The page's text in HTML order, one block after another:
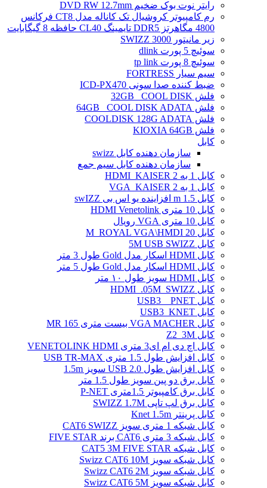
رایتر نوت بوک ضخیم DVD RW 12.7mm
رم کامپیوتر کروشیال تک کاناله مدل CT8 فرکانس
4800 مگاهرتز DDR5 تایمینگ CL40 حافظه 8 گیگابایت
زیر مانیتور SWIZZ 3000
سوئیچ 5 پورت dlink
سوئیچ 8 پورت tp link
سیم سیار FORTRESS
ضبط کننده صدا سونی ICD-PX470
فلش 32GB _COOL DISK
فلش 64GB _COOL DISK ADATA
فلش COOLDISK 128G ADATA
فلش KIOXIA 64GB
کابل
سازمان دهنده کابل swizz
سازمان دهنده کابل سیم جمع
کابل 1 به 2 HDMI_KAISER
کابل 1 به 2 VGA_KAISER
کابل 1.5 m افزاینده یو اس بی swIZZ
کابل 10 متری HDMI Venetolink
کابل 10 متری VGA رویال
کابل 20 M_ROYAL VGA\HMDI
کابل 5M USB SWIZZ
کابل HDMI اسکار مدل Gold طول 3 متر
کابل HDMI اسکار مدل Gold طول 5 متر
کابل HDMI سویز طول ۱۰ متر
کابل HDMI_.05M_SWIZZ
کابل USB3 _ PNET
کابل USB3_KNET
کابل VGA MACHER بیست متری MR 165
کابل Z2_3M
کابل اچ دی ام ای3 متری VENETOLINK HDMI
کابل افزایش طول 1.5 متری USB TR-MAX
کابل افزایش طول USB 2.0 سویز 1.5m
کابل برق دو پین سویز طول 1.5 متر
کابل برق کامپیوتر 1.5ﻣﺘﺮی P-NET
کابل برق لپ تاپی SWIZZ 1.7M
کابل پرینتر Knet 1.5m
کابل شبکه 1 متری سویز CAT6 SWIZZ
کابل شبکه 3 متری CAT6 برند FIVE STAR
کابل شبکه CAT5 3M FIVE STAR
کابل شبکه سویز Swizz CAT6 10M
کابل شبکه سویز Swizz CAT6 2M
کابل شبکه سویز Swizz CAT6 5M